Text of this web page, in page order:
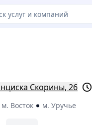
Скорины, 26
м. Восток м. Уручье